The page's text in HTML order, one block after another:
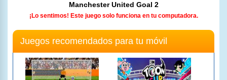
Manchester United Goal 2
¡Lo sentimos! Este juego solo funciona en tu computadora.
Juegos recomendados para tu móvil